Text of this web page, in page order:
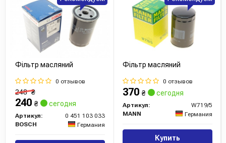
Фільтр масляний
0 отзывов
248₴
240 ₴ сегодня
Артикул:
0 451 103 033
BOSCH
Германия
Фільтр масляний
0 отзывов
370 ₴ сегодня
Артикул:
W719/5
MANN
Германия
Купить